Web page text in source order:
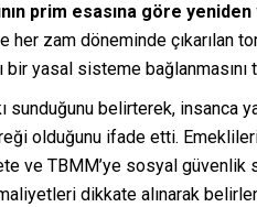
prim esasına göre yeniden
her zam döneminde çıkarılan
yasal sisteme bağlanmasını
belirterek, insanca
olduğunu ifade etti.
ve TBMM’ye sosyal
dikkate alınarak